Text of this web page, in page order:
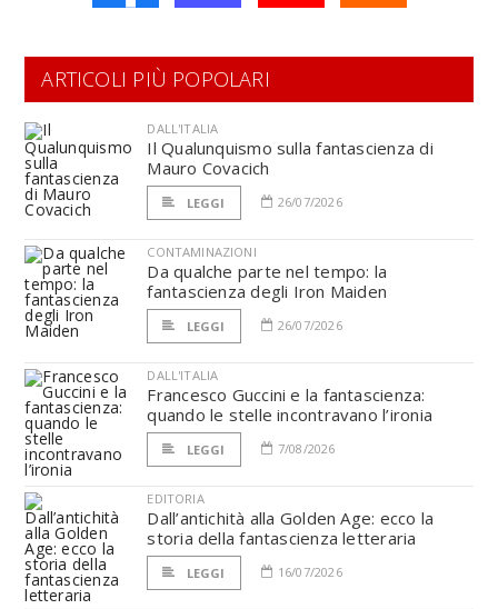
ARTICOLI PIÙ POPOLARI
DALL'ITALIA
Il Qualunquismo sulla fantascienza di
Mauro Covacich
LEGGI 26/07/2026
CONTAMINAZIONI
Da qualche parte nel tempo: la
fantascienza degli Iron Maiden
LEGGI 26/07/2026
DALL'ITALIA
Francesco Guccini e la fantascienza:
quando le stelle incontravano l’ironia
LEGGI 7/08/2026
EDITORIA
Dall’antichità alla Golden Age: ecco la
storia della fantascienza letteraria
LEGGI 16/07/2026